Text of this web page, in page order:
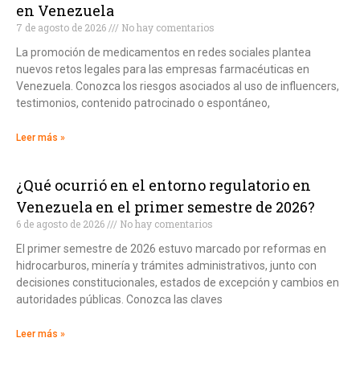
en Venezuela
7 de agosto de 2026
No hay comentarios
La promoción de medicamentos en redes sociales plantea
nuevos retos legales para las empresas farmacéuticas en
Venezuela. Conozca los riesgos asociados al uso de influencers,
testimonios, contenido patrocinado o espontáneo,
Leer más »
¿Qué ocurrió en el entorno regulatorio en
Venezuela en el primer semestre de 2026?
6 de agosto de 2026
No hay comentarios
El primer semestre de 2026 estuvo marcado por reformas en
hidrocarburos, minería y trámites administrativos, junto con
decisiones constitucionales, estados de excepción y cambios en
autoridades públicas. Conozca las claves
Leer más »